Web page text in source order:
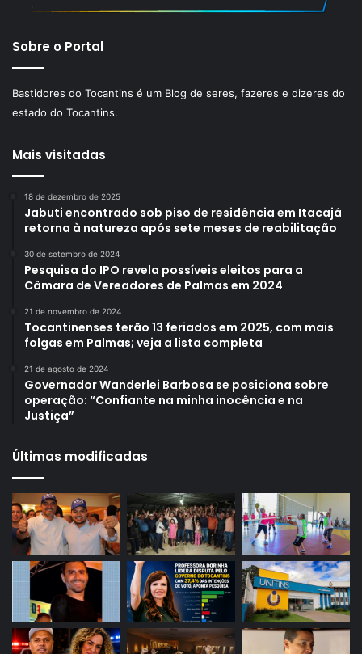
Sobre o Portal
Bastidores do Tocantins é um Blog de seres, fazeres e dizeres do
estado do Tocantins.
Mais visitadas
18 de dezembro de 2025
Jabuti encontrado sob piso de residência em Itacajá
retorna à natureza após sete meses de reabilitação
30 de setembro de 2024
Pesquisa do IPO revela possíveis eleitos para a
Câmara de Vereadores de Palmas em 2024
21 de novembro de 2024
Tocantinenses terão 13 feriados em 2025, com mais
folgas em Palmas; veja a lista completa
21 de agosto de 2024
Governador Wanderlei Barbosa se posiciona sobre
operação: “Confiante na minha inocência e na
Justiça”
Últimas modificadas